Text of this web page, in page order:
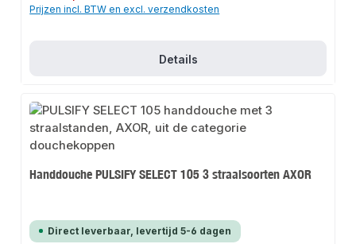
Prijzen incl. BTW en excl. verzendkosten
Details
Handdouche PULSIFY SELECT 105 3 straalsoorten AXOR
Direct leverbaar, levertijd 5-6 dagen